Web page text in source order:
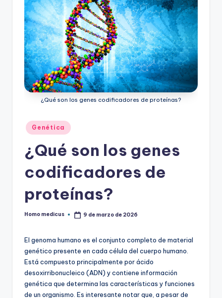
¿Qué son los genes codificadores de proteínas?
Publicado
en
Genética
¿Qué son los genes
codificadores de
proteínas?
Publicado
Homo medicus 9 de marzo de 2026
El genoma humano es el conjunto completo de material
genético presente en cada célula del cuerpo humano.
Está compuesto principalmente por ácido
desoxirribonucleico (ADN) y contiene información
genética que determina las características y funciones
de un organismo. Es interesante notar que, a pesar de